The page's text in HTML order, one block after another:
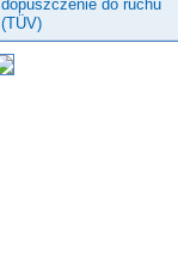
dopuszczenie do ruchu
(TÜV)